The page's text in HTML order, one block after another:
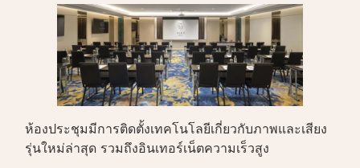
ห้องประชุมมีการติดตั้งเทคโนโลยีเกี่ยวกับภาพและเสียง
รุ่นใหม่ล่าสุด รวมถึงอินเทอร์เน็ตความเร็วสูง